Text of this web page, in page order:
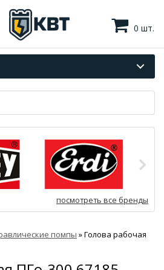
0 шт.
посмотреть все бренды
помпы »Голова рабочая